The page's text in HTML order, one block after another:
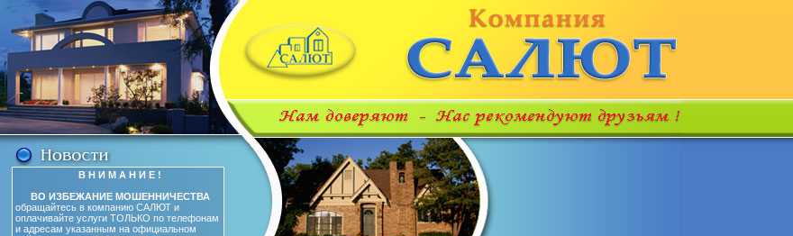
В Н И М А Н И Е !
ВО ИЗБЕЖАНИЕ МОШЕННИЧЕСТВА
обращайтесь в компанию САЛЮТ и
оплачивайте услуги ТОЛЬКО по телефонам
и адресам указанным на официальном